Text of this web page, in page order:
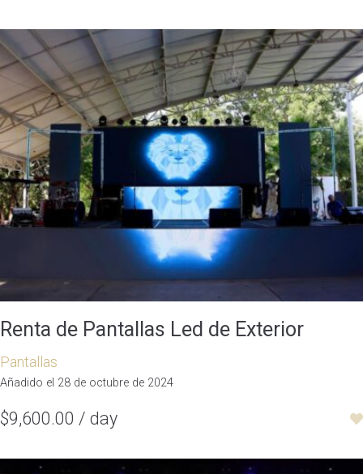
Renta de Pantallas Led de Exterior
Pantallas
Añadido el 28 de octubre de 2024
$9,600.00 / day